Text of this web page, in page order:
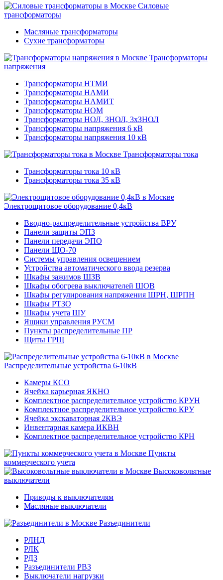
Силовые
трансформаторы
Масляные трансформаторы
Сухие трансформаторы
Трансформаторы
напряжения
Трансформаторы НТМИ
Трансформаторы НАМИ
Трансформаторы НАМИТ
Трансформаторы НОМ
Трансформаторы НОЛ, ЗНОЛ, 3хЗНОЛ
Трансформаторы напряжения 6 кВ
Трансформаторы напряжения 10 кВ
Трансформаторы тока
Трансформаторы тока 10 кВ
Трансформаторы тока 35 кВ
Электрощитовое оборудование 0,4кВ
Вводно-распределительные устройства ВРУ
Панели защиты ЭПЗ
Панели передачи ЭПО
Панели ЩО-70
Системы управления освещением
Устройства автоматического ввода резерва
Шкафы зажимов ШЗВ
Шкафы обогрева выключателей ШОВ
Шкафы регулирования напряжения ШРН, ШРПН
Шкафы РТЗО
Шкафы учета ШУ
Ящики управления РУСМ
Пункты распределительные ПР
Щиты ГРЩ
Распределительные устройства 6-10кВ
Камеры КСО
Ячейка карьерная ЯКНО
Комплектное распределительное устройство КРУН
Комплектное распределительное устройство КРУ
Ячейка экскаваторная 2КВЭ
Инвентарная камера ИКВН
Комплектное распределительное устройство КРН
Пункты
коммерческого учета
Высоковольтные
выключатели
Приводы к выключателям
Масляные выключатели
Разъединители
РЛНД
РЛК
РДЗ
Разъединители РВЗ
Выключатели нагрузки